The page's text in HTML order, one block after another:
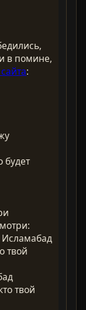
в помине,
:
будет
Исламабад
твой
твой